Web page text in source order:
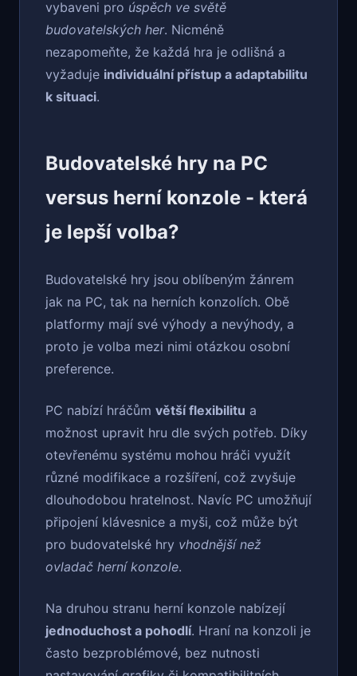
vybaveni pro úspěch ve světě
budovatelských her. Nicméně
nezapomeňte, že každá hra je odlišná a
vyžaduje individuální přístup a adaptabilitu
k situaci.
Budovatelské hry na PC
versus herní konzole - která
je lepší volba?
Budovatelské hry jsou oblíbeným žánrem
jak na PC, tak na herních konzolích. Obě
platformy mají své výhody a nevýhody, a
proto je volba mezi nimi otázkou osobní
preference.
PC nabízí hráčům větší flexibilitu a
možnost upravit hru dle svých potřeb. Díky
otevřenému systému mohou hráči využít
různé modifikace a rozšíření, což zvyšuje
dlouhodobou hratelnost. Navíc PC umožňují
připojení klávesnice a myši, což může být
pro budovatelské hry vhodnější než
ovladač herní konzole.
Na druhou stranu herní konzole nabízejí
jednoduchost a pohodlí. Hraní na konzoli je
často bezproblémové, bez nutnosti